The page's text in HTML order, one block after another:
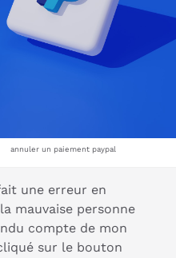
annuler un paiement paypal
une erreur en
mauvaise personne
compte de mon
sur le bouton